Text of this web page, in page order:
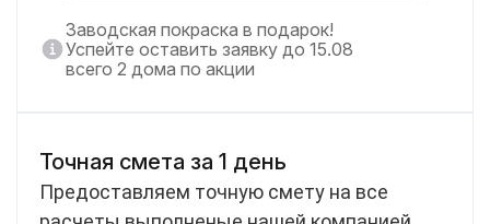
Заводская покраска в подарок!
Успейте оставить заявку до 15.08
всего 2 дома по акции
Точная смета за 1 день
Предоставляем точную смету на все